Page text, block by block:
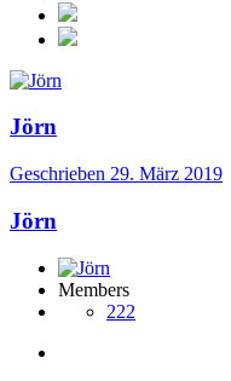
Jörn
Geschrieben 29. März 2019
Jörn
Members
222